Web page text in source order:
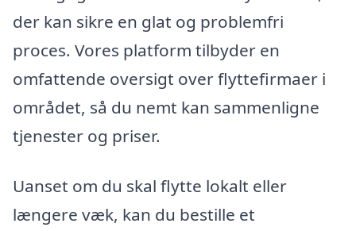
der kan sikre en glat og problemfri
proces. Vores platform tilbyder en
omfattende oversigt over flyttefirmaer i
området, så du nemt kan sammenligne
tjenester og priser.
Uanset om du skal flytte lokalt eller
længere væk, kan du bestille et